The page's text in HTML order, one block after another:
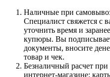
Наличные при
Специалист свяжется с
уточнить время и
купюры. Вы
документы, вносите
товар и чек.
Безналичный расчет
интернет-магазине: